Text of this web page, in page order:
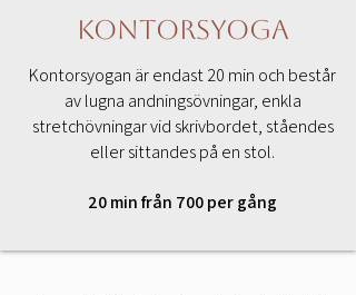
Kontorsyoga
Kontorsyogan är endast 20 min och består
av lugna andningsövningar, enkla
stretchövningar vid skrivbordet, ståendes
eller sittandes på en stol.
20 min från 700 per gång